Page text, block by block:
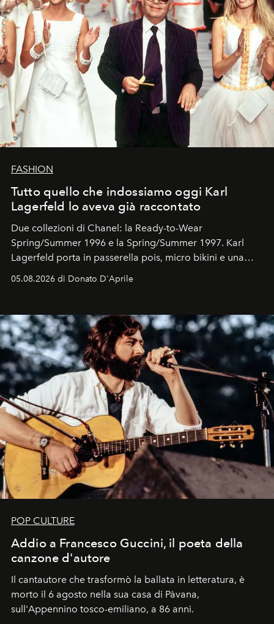
FASHION
Tutto quello che indossiamo oggi Karl
Lagerfeld lo aveva già raccontato
Due collezioni di Chanel: la Ready-to-Wear
Spring/Summer 1996 e la Spring/Summer 1997. Karl
Lagerfeld porta in passerella pois, micro bikini e una
Kate, Claudia e Carla una dietro l'altra. Trent'anni dopo,
uno dei documenti più contemporanei che abbiamo.
05.08.2026 di Donato D'Aprile
POP CULTURE
Addio a Francesco Guccini, il poeta della
canzone d'autore
Il cantautore che trasformò la ballata in letteratura, è
morto il 6 agosto nella sua casa di Pàvana,
sull'Appennino tosco-emiliano, a 86 anni.